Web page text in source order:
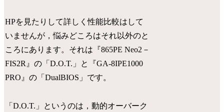
HPを見たりして詳しく性能比較はして
いませんが，悩みどころはそれ以外のと
ころにあります。それは『865PE Neo2－
FIS2R』の「D.O.T.」と『GA-8IPE1000
PRO』の「DualBIOS」です。
「D.O.T.」というのは，動的オーバーク